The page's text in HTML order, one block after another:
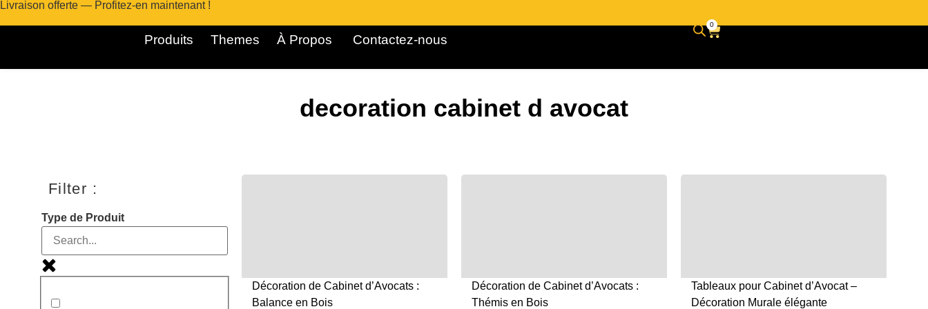
Livraison offerte — Profitez-en maintenant !
Produits Themes À Propos ​ Contactez-nous
0
decoration cabinet d avocat
Filter :
Type de Produit
Décoration de Cabinet d’Avocats :
Balance en Bois
Décoration de Cabinet d’Avocats :
Thémis en Bois
Tableaux pour Cabinet d’Avocat –
Décoration Murale élégante